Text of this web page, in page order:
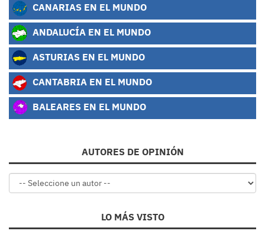
CANARIAS EN EL MUNDO
ANDALUCÍA EN EL MUNDO
ASTURIAS EN EL MUNDO
CANTABRIA EN EL MUNDO
BALEARES EN EL MUNDO
AUTORES DE OPINIÓN
LO MÁS VISTO